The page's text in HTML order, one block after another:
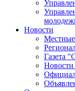
Новости
Газета
Новости